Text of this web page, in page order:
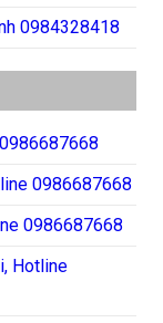
0984328418
0986687668
0986687668
Hotline